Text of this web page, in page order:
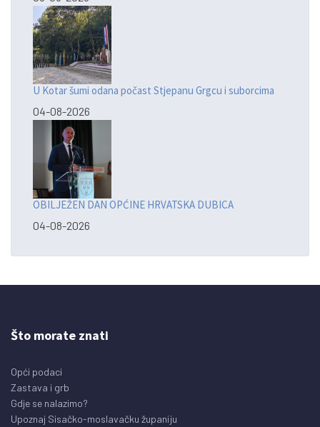
U Kotar šumi odana počast Stjepanu Grgcu i suborcima
04-08-2026
OBILJEŽEN DAN OPĆINE HRVATSKA DUBICA
04-08-2026
Što morate znati
Opći podaci
Zastava i grb
Gdje se nalazimo?
Upoznaj Sisačko-moslavačku županiju